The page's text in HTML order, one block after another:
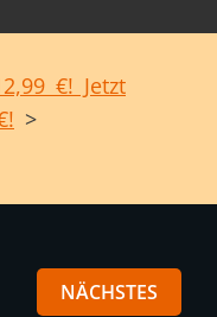
€! Jetzt
>
NÄCHSTES